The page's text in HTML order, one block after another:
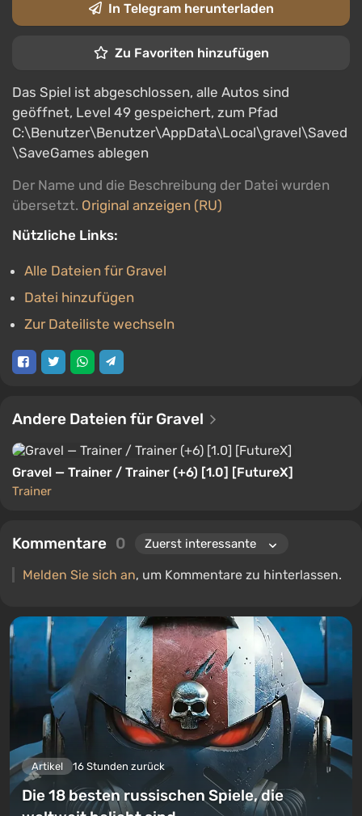
In Telegram herunterladen
Zu Favoriten hinzufügen
Das Spiel ist abgeschlossen, alle Autos sind
geöffnet, Level 49 gespeichert, zum Pfad
C:\Benutzer\Benutzer\AppData\Local\gravel\Saved
\SaveGames ablegen
Der Name und die Beschreibung der Datei wurden
übersetzt. Original anzeigen (RU)
Nützliche Links:
Alle Dateien für Gravel
Datei hinzufügen
Zur Dateiliste wechseln
Andere Dateien für Gravel
Gravel — Trainer / Trainer (+6) [1.0] [FutureX]
Trainer
Kommentare 0
Melden Sie sich an, um Kommentare zu hinterlassen.
Artikel 16 Stunden zurück
Die 18 besten russischen Spiele, die